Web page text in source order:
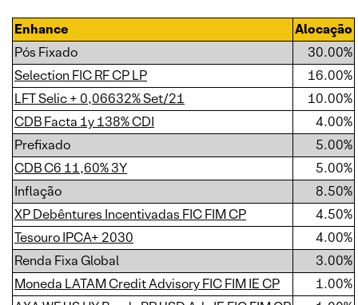
Enhance
Alocação
Pós Fixado
30.00%
Selection FIC RF CP LP
16.00%
LFT Selic + 0,06632% Set/21
10.00%
CDB Facta 1y 138% CDI
4.00%
Prefixado
5.00%
CDB C6 11,60% 3Y
5.00%
Inflação
8.50%
XP Debêntures Incentivadas FIC FIM CP
4.50%
Tesouro IPCA+ 2030
4.00%
Renda Fixa Global
3.00%
Moneda LATAM Credit Advisory FIC FIM IE CP
1.00%